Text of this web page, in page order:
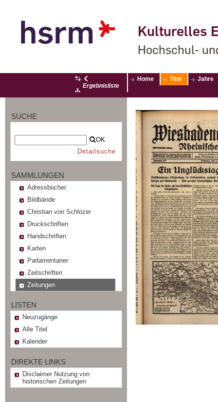
Kulturelles
Hochschul-
Ergebnisliste
Home Titel Jahre
SUCHE
OK
Detailsuche
SAMMLUNGEN
Adressbücher
Bildbände
Christian von Schlözer
Druckschriften
Handschriften
Karten
Parlamentarier
Zeitschriften
Zeitungen
LISTEN
Neuzugänge
Alle Titel
Kalender
DIREKTE LINKS
Disclaimer Nutzung von
historischen Zeitungen